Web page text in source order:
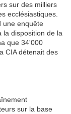
sur des milliers
ecclésiastiques.
une enquête
la disposition de la
que 34'000
CIA détenait des
sur la base